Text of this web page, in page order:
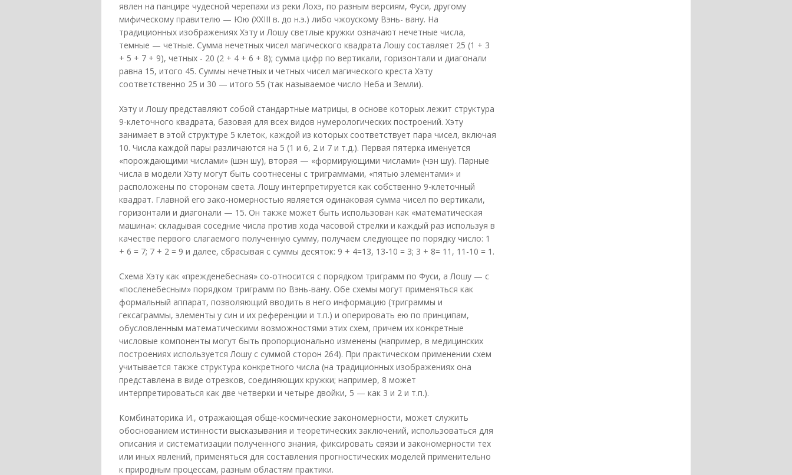
явлен на панцире чудесной черепахи из реки Лохэ, по разным версиям, Фуси, другому
мифическому правителю — Юю (XXIII в. до н.э.) либо чжоускому Вэнь- вану. На
традиционных изображениях Хэту и Лошу светлые кружки означают нечетные числа,
темные — четные. Сумма нечетных чисел магического квадрата Лошу составляет 25 (1 + 3
+ 5 + 7 + 9), четных - 20 (2 + 4 + 6 + 8); сумма цифр по вертикали, горизонтали и диагонали
равна 15, итого 45. Суммы нечетных и четных чисел магического креста Хэту
соответственно 25 и 30 — итого 55 (так называемое число Неба и Земли).
Хэту и Лошу представляют собой стандартные матрицы, в основе которых лежит структура
9-клеточного квадрата, базовая для всех видов нумерологических построений. Хэту
занимает в этой структуре 5 клеток, каждой из которых соответствует пара чисел, включая
10. Числа каждой пары различаются на 5 (1 и 6, 2 и 7 и т.д.). Первая пятерка именуется
«порождающими числами» (шэн шу), вторая — «формирующими числами» (чэн шу). Парные
числа в модели Хэту могут быть соотнесены с триграммами, «пятью элементами» и
расположены по сторонам света. Лошу интерпретируется как собственно 9-клеточный
квадрат. Главной его зако-номерностью является одинаковая сумма чисел по вертикали,
горизонтали и диагонали — 15. Он также может быть использован как «математическая
машина»: складывая соседние числа против хода часовой стрелки и каждый раз используя в
качестве первого слагаемого полученную сумму, получаем следующее по порядку число: 1
+ 6 = 7; 7 + 2 = 9 и далее, сбрасывая с суммы десяток: 9 + 4=13, 13-10 = 3; 3 + 8= 11, 11-10 = 1.
Схема Хэту как «прежденебесная» со-относится с порядком триграмм по Фуси, а Лошу — с
«посленебесным» порядком триграмм по Вэнь-вану. Обе схемы могут применяться как
формальный аппарат, позволяющий вводить в него информацию (триграммы и
гексаграммы, элементы у син и их референции и т.п.) и оперировать ею по принципам,
обусловленным математическими возможностями этих схем, причем их конкретные
числовые компоненты могут быть пропорционально изменены (например, в медицинских
построениях используется Лошу с суммой сторон 264). При практическом применении схем
учитывается также структура конкретного числа (на традиционных изображениях она
представлена в виде отрезков, соединяющих кружки; например, 8 может
интерпретироваться как две четверки и четыре двойки, 5 — как 3 и 2 и т.п.).
Комбинаторика И., отражающая обще-космические закономерности, может служить
обоснованием истинности высказывания и теоретических заключений, использоваться для
описания и систематизации полученного знания, фиксировать связи и закономерности тех
или иных явлений, применяться для составления прогностических моделей применительно
к природным процессам, разным областям практики.